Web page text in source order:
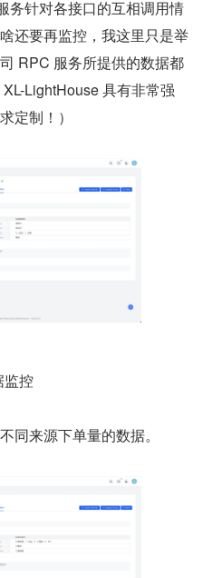
务针对各接口的互相调用情
还要再监控，我这里只是举
RPC 服务所提供的数据都
LightHouse 具有非常强
定制！）
监控
同来源下单量的数据。